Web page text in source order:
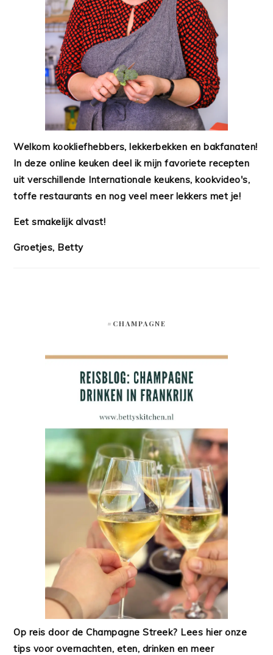
Welkom kookliefhebbers, lekkerbekken en bakfanaten!
In deze online keuken deel ik mijn favoriete recepten
uit verschillende Internationale keukens, kookvideo's,
toffe restaurants en nog veel meer lekkers met je!
Eet smakelijk alvast!
Groetjes, Betty
#CHAMPAGNE
Op reis door de Champagne Streek? Lees hier onze
tips voor overnachten, eten, drinken en meer